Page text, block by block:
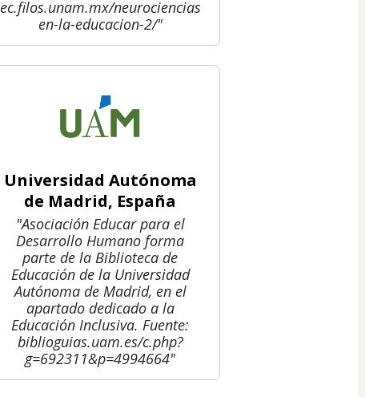
ec.filos.unam.mx/neurociencias-
en-la-educacion-2/"
Universidad Autónoma
de Madrid, España
"Asociación Educar para el
Desarrollo Humano forma
parte de la Biblioteca de
Educación de la Universidad
Autónoma de Madrid, en el
apartado dedicado a la
Educación Inclusiva. Fuente:
biblioguias.uam.es/c.php?
g=692311&p=4994664"